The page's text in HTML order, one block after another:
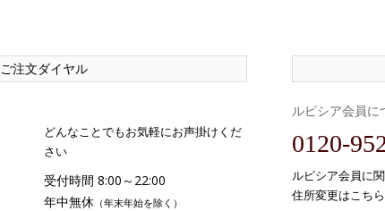
ご注文ダイヤル
どんなことでもお気軽にお声掛けくだ
さい
受付時間 8:00～22:00
年中無休 （年末年始を除く）
ルピシア会員に
0120-
ルピシア会員に
住所変更はこちら